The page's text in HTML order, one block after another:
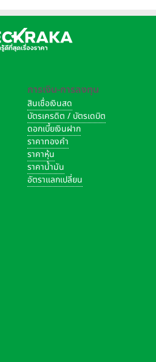
การเงิน-การลงทุน
สินเชื่อเงินสด
บัตรเครดิต / บัตรเดบิต
ดอกเบี้ยเงินฝาก
ราคาทองคำ
ราคาหุ้น
ราคาน้ำมัน
อัตราแลกเปลี่ยน